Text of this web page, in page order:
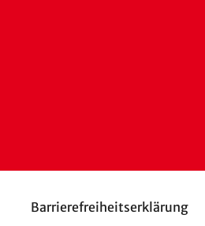
Barrierefreiheitserklärung